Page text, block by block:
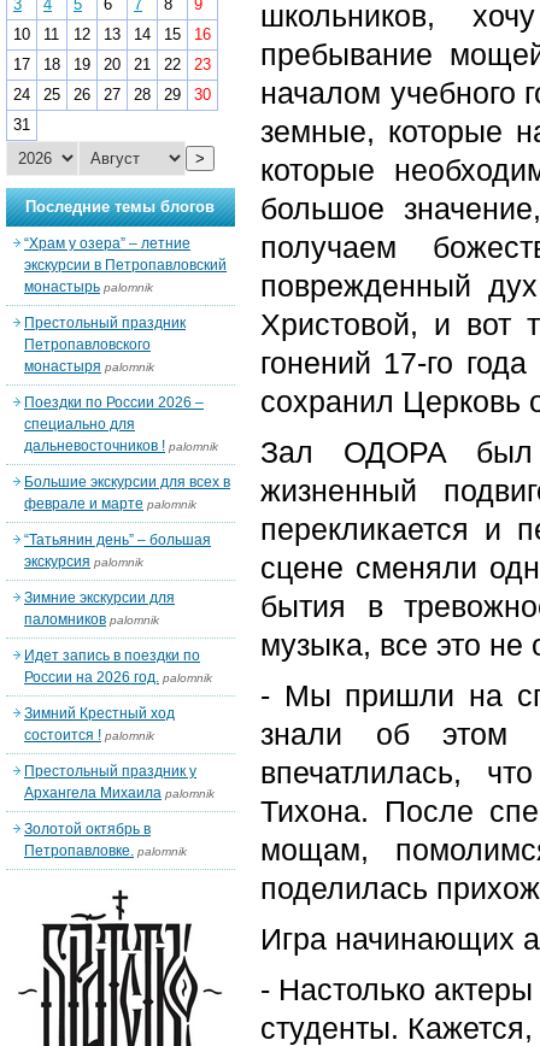
школьников,
пребывание
началом учебного
земные, которые
которые
большое
получаем
поврежденный
Христовой, и вот
гонений 17-го
сохранил Церковь
Зал ОДОРА был
жизненный
перекликается и
сцене сменяли
бытия в
музыка, все это не
- Мы пришли на
знали об этом
впечатлилась,
Тихона. После
мощам,
поделилась
Игра начинающих
- Настолько
студенты.
3
4 5 6 7 8
9
10
11 12 13 14 15
16
17
18 19 20 21 22
23
24
25 26 27 28 29
30
31
>
Последние темы блогов
“Храм у озера” – летние
экскурсии в Петропавловский
монастырь palomnik
Престольный праздник
Петропавловского
монастыря palomnik
Поездки по России 2026 –
специально для
дальневосточников ! palomnik
Большие экскурсии для всех в
феврале и марте palomnik
“Татьянин день” – большая
экскурсия palomnik
Зимние экскурсии для
паломников palomnik
Идет запись в поездки по
России на 2026 год. palomnik
Зимний Крестный ход
состоится ! palomnik
Престольный праздник у
Архангела Михаила palomnik
Золотой октябрь в
Петропавловке. palomnik